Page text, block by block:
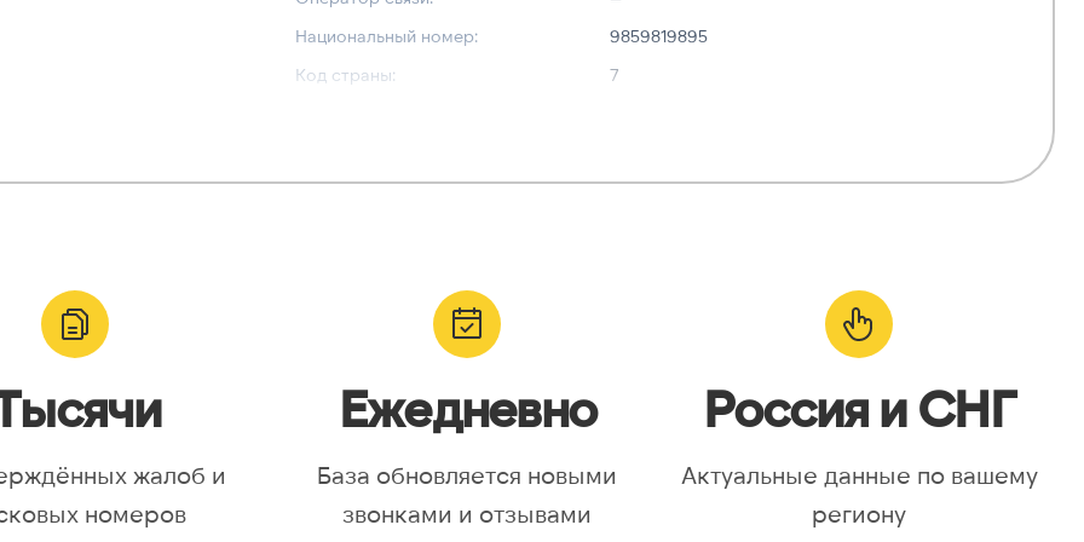
Национальный номер:
9859819895
Код страны:
7
Asia/Yekaterinburg,
Moscow, Europe/Samara
Валидный номер:
✓ Да
жалоб и
номеров
Ежедневно
База обновляется новыми
звонками и отзывами
Россия и СНГ
Актуальные данные по вашему
региону